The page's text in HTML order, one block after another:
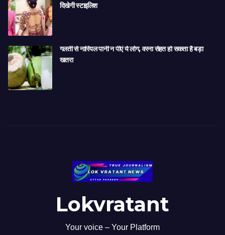
दिखेगी स्टाइलिश
गलती से नारियल पानी न पीएं ये लोग, वरना सेहत हो सकता है बड़ा
खतरा
Lokvratant
Your voice – Your Platform